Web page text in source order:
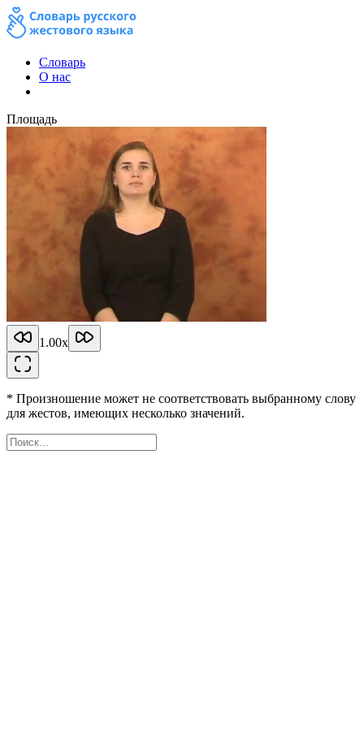
Словарь
О нас
Площадь
1.00x
* Произношение может не соответствовать выбранному слову
для жестов, имеющих несколько значений.